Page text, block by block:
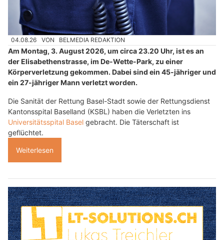
04.08.26 VON BELMEDIA REDAKTION
Am Montag, 3. August 2026, um circa 23.20 Uhr, ist es an
der Elisabethenstrasse, im De-Wette-Park, zu einer
Körperverletzung gekommen. Dabei sind ein 45-jähriger und
ein 27-jähriger Mann verletzt worden.
Die Sanität der Rettung Basel-Stadt sowie der Rettungsdienst
Kantonsspital Baselland (KSBL) haben die Verletzten ins
Universitätsspital Basel gebracht. Die Täterschaft ist
geflüchtet.
Weiterlesen